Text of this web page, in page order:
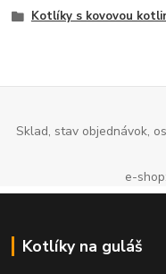
Kotlíky s kovovou
Sklad, stav objednávok,
e-
Kotlíky na guláš